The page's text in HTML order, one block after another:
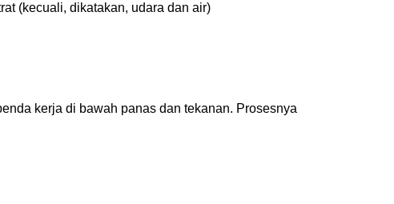
(kecuali, dikatakan, udara dan air)
kerja di bawah panas dan tekanan. Prosesnya